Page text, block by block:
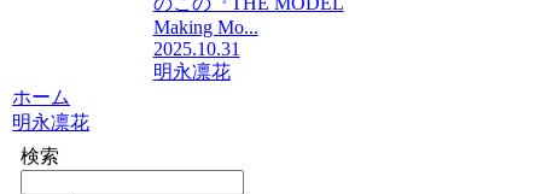
Making Mo...
2025.10.31
明永凛花
ホーム
明永凛花
検索